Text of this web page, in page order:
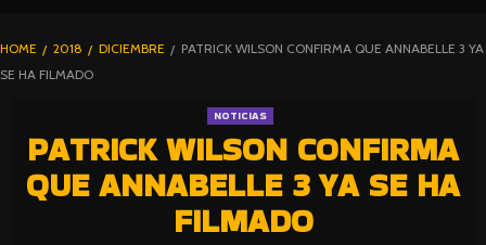
BLOGHORROR
⋆
HOME 2018 DICIEMBRE
PATRICK WILSON CONFIRMA QUE ANNABELLE 3 YA
SE HA FILMADO
NOTICIAS
PATRICK WILSON CONFIRMA
QUE ANNABELLE 3 YA SE HA
FILMADO